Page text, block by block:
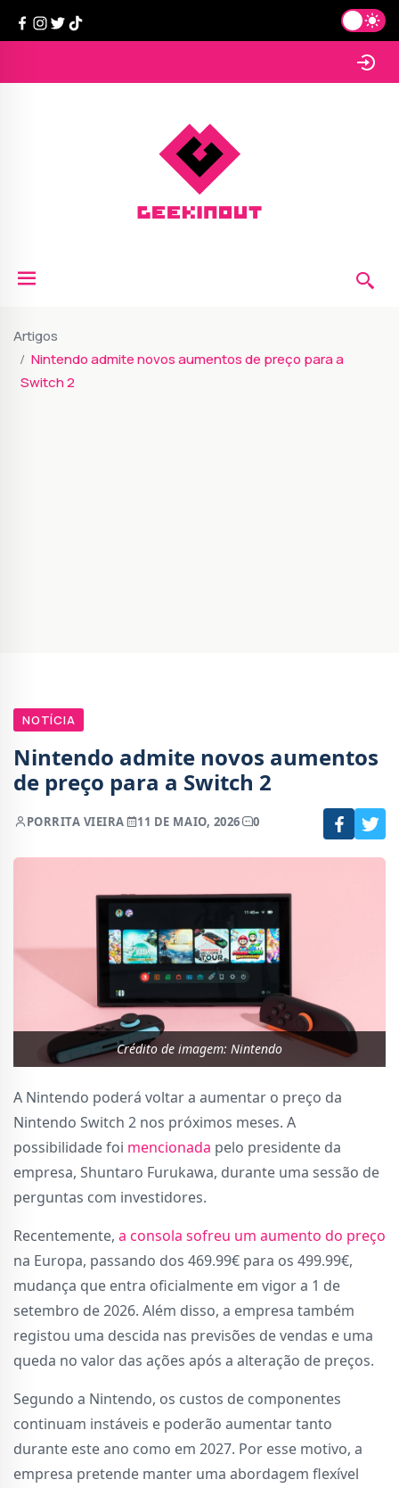
Artigos
Nintendo admite novos aumentos de preço para a
Switch 2
NOTÍCIA
Nintendo admite novos aumentos
de preço para a Switch 2
PORRITA VIEIRA 11 DE MAIO, 2026 0
Crédito de imagem: Nintendo
A Nintendo poderá voltar a aumentar o preço da
Nintendo Switch 2 nos próximos meses. A
possibilidade foi mencionada pelo presidente da
empresa, Shuntaro Furukawa, durante uma sessão de
perguntas com investidores.
Recentemente, a consola sofreu um aumento do preço
na Europa, passando dos 469.99€ para os 499.99€,
mudança que entra oficialmente em vigor a 1 de
setembro de 2026. Além disso, a empresa também
registou uma descida nas previsões de vendas e uma
queda no valor das ações após a alteração de preços.
Segundo a Nintendo, os custos de componentes
continuam instáveis e poderão aumentar tanto
durante este ano como em 2027. Por esse motivo, a
empresa pretende manter uma abordagem flexível